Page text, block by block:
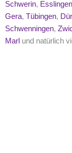
Schwerin,
Gera, Tübingen,
Schwenningen,
Marl und natürlich